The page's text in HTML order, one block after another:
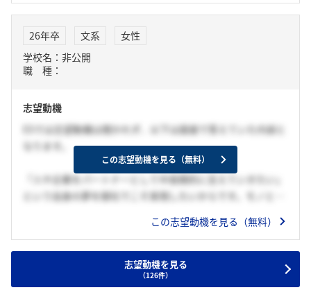
26年卒 文系
女性
学校名：非公開
職 種：
志望動機
ESでは志望動機は聞かれず、以下は面接で答えていた内容と
なります。
「人や企業をパートナーとして中長期的に支えていきたい」
という自身の夢を御社でこそ実現したいからです。モノとフ
扱うものや携われる業界が幅広く、将来的に多様なことに挑
社は強固なグループカと資金調達力を持っているため、より
付加価値の高い提案ができることに加え、水素エネルギーの
この志望動機を見る（無料）
この志望動機を見る（無料）
志望動機を見る
（126件）